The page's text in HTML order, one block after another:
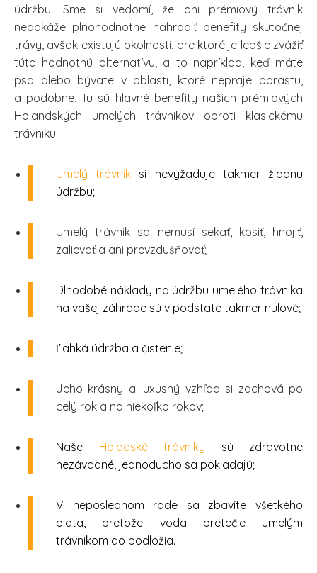
údržbu. Sme si vedomí, že ani prémiový trávnik
nedokáže plnohodnotne nahradiť benefity skutočnej
trávy, avšak existujú okolnosti, pre ktoré je lepšie zvážiť
túto hodnotnú alternatívu, a to napríklad, keď máte
psa alebo bývate v oblasti, ktoré nepraje porastu,
a podobne. Tu sú hlavné benefity našich prémiových
Holandských umelých trávnikov oproti klasickému
trávniku:
Umelý trávnik si nevyžaduje takmer žiadnu
údržbu;
Umelý trávnik sa nemusí sekať, kosiť, hnojiť,
zalievať a ani prevzdušňovať;
Dlhodobé náklady na údržbu umelého trávnika
na vašej záhrade sú v podstate takmer nulové;
Ľahká údržba a čistenie;
Jeho krásny a luxusný vzhľad si zachová po
celý rok a na niekoľko rokov;
Naše Holadské trávniky sú zdravotne
nezávadné, jednoducho sa pokladajú;
V neposlednom rade sa zbavíte všetkého
blata, pretože voda pretečie umelým
trávnikom do podložia.